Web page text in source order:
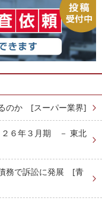
のか [スーパー業界]
２６年３月期 － 東北
務で訴訟に発展 [青